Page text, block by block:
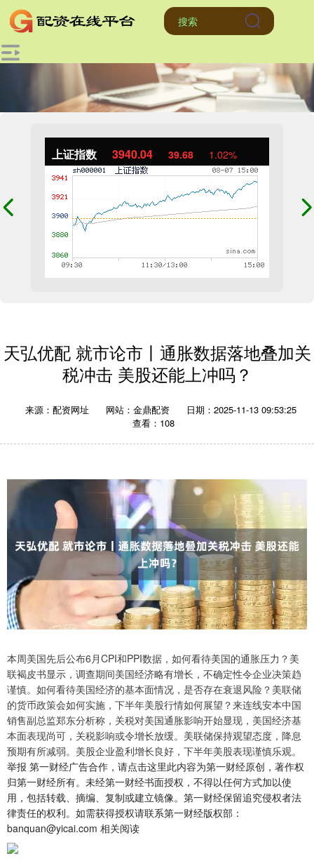
上证指数 3940.04 39.68 1.02%
天弘优配 就市论市丨通胀数据落地叠加关
税冲击 美股还能上冲吗？
来源：配资网址 网站：金鼎配资
日期：2025-11-13 09:53:25
查看：108
本周美国先后公布6月CPI和PPI数据，如何看待美国的通胀压力？美
联褐皮书显示，调查期间美国经济略有增长，不确定性令企业决策趋
谨慎。如何看待美国经济的基本面情况，是否存在衰退风险？美联储
的货币政策会如何实施，下半年美股行情如何展望？来连线安本中国
销售副总监郑东分析称，关税对美国通胀影响开始显现，美国经济基
本面表现尚可，关税影响或令增长放缓。美联储保持观望态度，降息
预期有所减弱。美股企业盈利增长良好，下半年美股表现谨慎乐观。
举报 第一财经广告合作，请点击这里此内容为第一财经原创，著作权
归第一财经所有。未经第一财经书面授权，不得以任何方式加以使
用，包括转载、摘编、复制或建立镜像。第一财经保留追究侵权者法
律责任的权利。如需获得授权请联系第一财经版权部：
banquan@yicai.com 相关阅读